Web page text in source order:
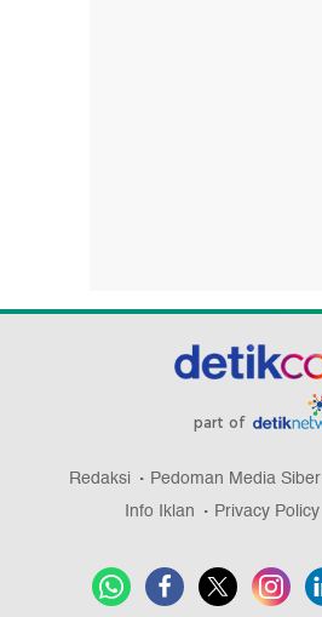
part of
Redaksi Pedoman Media Siber
Info Iklan
Privacy Policy